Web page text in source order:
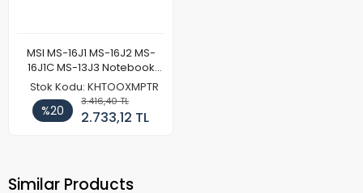
MSI MS-16J1 MS-16J2 MS-
16J1C MS-13J3 Notebook
Klavye Kırmızı
Stok Kodu: KHTOOXMPTR
%20
3.416,40 TL
2.733,12 TL
Similar Products